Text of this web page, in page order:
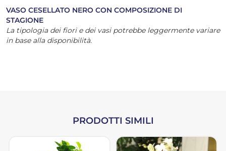
VASO CESELLATO NERO CON COMPOSIZIONE DI
STAGIONE
La tipologia dei fiori e dei vasi potrebbe leggermente variare
in base alla disponibilità.
PRODOTTI SIMILI